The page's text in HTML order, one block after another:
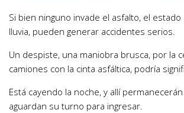
Si bien ninguno invade el asfalto, el estado
lluvia, pueden generar accidentes serios.
Un despiste, una maniobra brusca, por la
camiones con la cinta asfáltica, podría
Está cayendo la noche, y allí
aguardan su turno para ingresar.